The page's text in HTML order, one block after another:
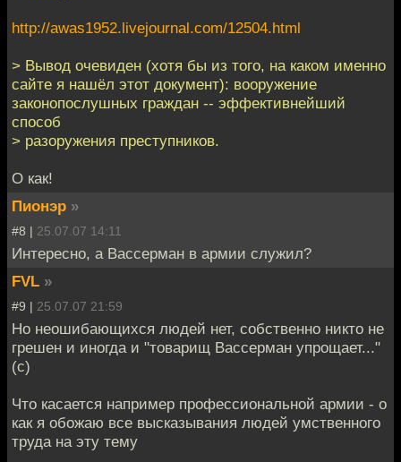
http://awas1952.livejournal.com/12504.html
> Вывод очевиден (хотя бы из того, на каком именно
сайте я нашёл этот документ): вооружение
законопослушных граждан -- эффективнейший
способ
> разоружения преступников.
О как!
Пионэр »
#8 | 25.07.07 14:11
Интересно, а Вассерман в армии служил?
FVL »
#9 | 25.07.07 21:59
Но неошибающихся людей нет, собственно никто не
грешен и иногда и "товарищ Вассерман упрощает..."
(с)
Что касается например профессиональной армии - о
как я обожаю все высказывания людей умственного
труда на эту тему